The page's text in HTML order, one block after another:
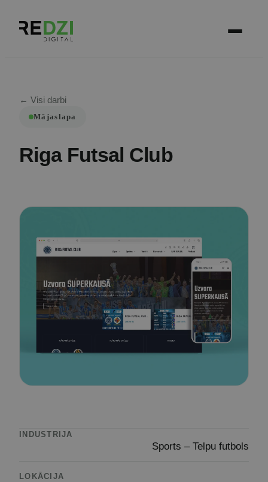
← Visi darbi
Mājaslapa
Riga Futsal Club
INDUSTRIJA
Sports – Telpu futbols
LOKĀCIJA